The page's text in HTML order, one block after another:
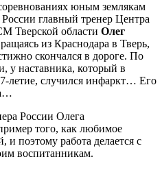
юным землякам
главный тренер Центра
Тверской области Олег
из Краснодара в Тверь,
скончался в дороге. По
у наставника, который в
летие, случился инфаркт… Его
России Олега
того, как любимое
и поэтому работа делается с
воспитанникам.